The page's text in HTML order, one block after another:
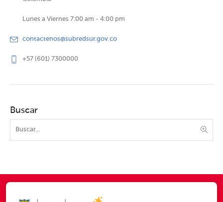
Lunes a Viernes 7:00 am - 4:00 pm
contactenos@subredsur.gov.co
+57 (601) 7300000
Buscar